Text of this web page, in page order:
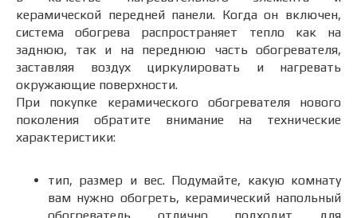
керамической передней панели. Когда он включен,
система обогрева распространяет тепло как на
заднюю, так и на переднюю часть обогревателя,
заставляя воздух циркулировать и нагревать
окружающие поверхности.
При покупке керамического обогревателя нового
поколения обратите внимание на технические
характеристики:
тип, размер и вес. Подумайте, какую комнату
вам нужно обогреть, керамический напольный